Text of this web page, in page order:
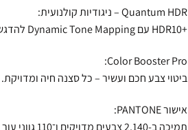
Quantum HDR – ניגודיות קולנועית:
+HDR10 עם Dynamic Tone Mapping להדגשת פרטים וניגודיות גבוהה.
Color Booster Pro:
ביטוי צבע חכם ועשיר – כל סצנה חיה ומדויקת.
אישור PANTONE:
תמיכה ב‑2,140 צבעים מדויקים ו־110 גווני עור – נאמנות צבע ברמה מקצועית.